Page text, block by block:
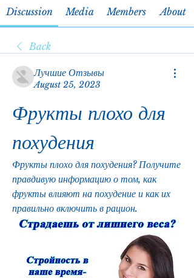
Discussion Media Members About
Back
Лучшие Отзывы
August 25, 2023
Фрукты плохо для
похудения
Фрукты плохо для похудения? Получите
правдивую информацию о том, как
фрукты влияют на похудение и как их
правильно включить в рацион.